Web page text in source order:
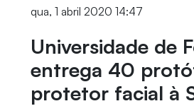
qua, 1 abril 2020 14:47
Universidade de
entrega 40
protetor facial à